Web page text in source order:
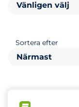
Vänligen välj
Sortera efter
Närmast